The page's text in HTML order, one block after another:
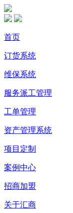
首页
订货系统
维保系统
服务派工管理
工单管理
资产管理系统
项目定制
案例中心
招商加盟
关于汇商